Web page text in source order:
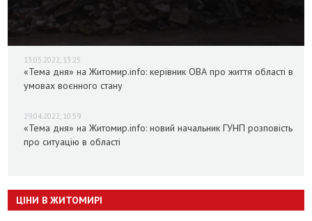
13.05.2022, 13:25
«Тема дня» на Житомир.info: керівник ОВА про життя області в
умовах воєнного стану
29.04.2022, 10:59
«Тема дня» на Житомир.info: новий начальник ГУНП розповість
про ситуацію в області
ЦІНИ В ЖИТОМИРІ